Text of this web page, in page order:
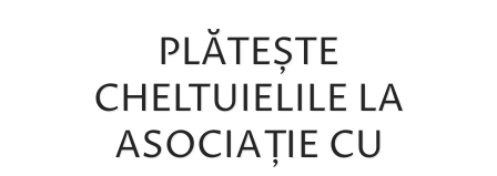
PLĂTEȘTE
CHELTUIELILE LA
ASOCIAȚIE CU